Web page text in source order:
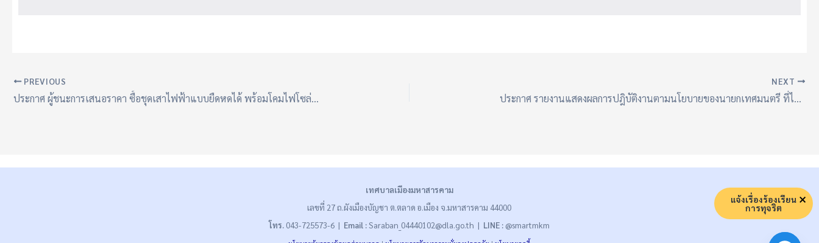
PREVIOUS
ประกาศ ผู้ชนะการเสนอราคา ซื้อชุดเสาไฟฟ้าแบบยืดหดได้ พร้อมโคมไฟโซล่าเซลล์ (ติดตั้งบริเวณถนนนครสวรรค์ ซอย 25 ข้างสวนสุขภาพฝั่งโรงเรียนหลักเมืองสองฝั่ง) โดยวิธีคัดเลือก
NEXT
ประกาศ รายงานแสดงผลการปฎิบัติงานตามนโยบายของนายกเทศมนตรี ที่ได้แถลงไว้ต่อสภาเทศบาล (รอบปีงบประมาณ พ.ศ. 2567)
เทศบาลเมืองมหาสารคาม
เลขที่ 27 ถ.ผังเมืองบัญชา ต.ตลาด อ.เมือง จ.มหาสารคาม 44000
โทร. 043-725573-6 | Email :Saraban_04440102@dla.go.th | LINE : @smartmkm
แจ้งเรื่องร้องเรียน
การทุจริต